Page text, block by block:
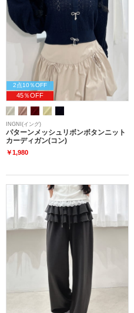
2点10％OFF
45％OFF
INGNI(イング)
パターンメッシュリボンボタンニット
カーディガン(コン)
￥1,980